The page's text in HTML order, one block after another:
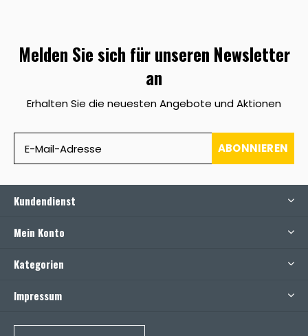
Melden Sie sich für unseren Newsletter
an
Erhalten Sie die neuesten Angebote und Aktionen
ABONNIEREN
Kundendienst
Mein Konto
Kategorien
Impressum